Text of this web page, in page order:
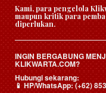
Kami, para pengelola
maupun kritik para
diperlukan.
INGIN BERGABUNG
KLIKWARTA.COM?
Hubungi sekarang:
📱HP/WhatsApp:(+62)